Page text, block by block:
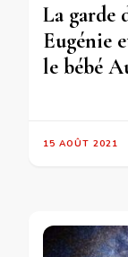
La garde
Eugénie
le bébé
15 AOÛT 2021